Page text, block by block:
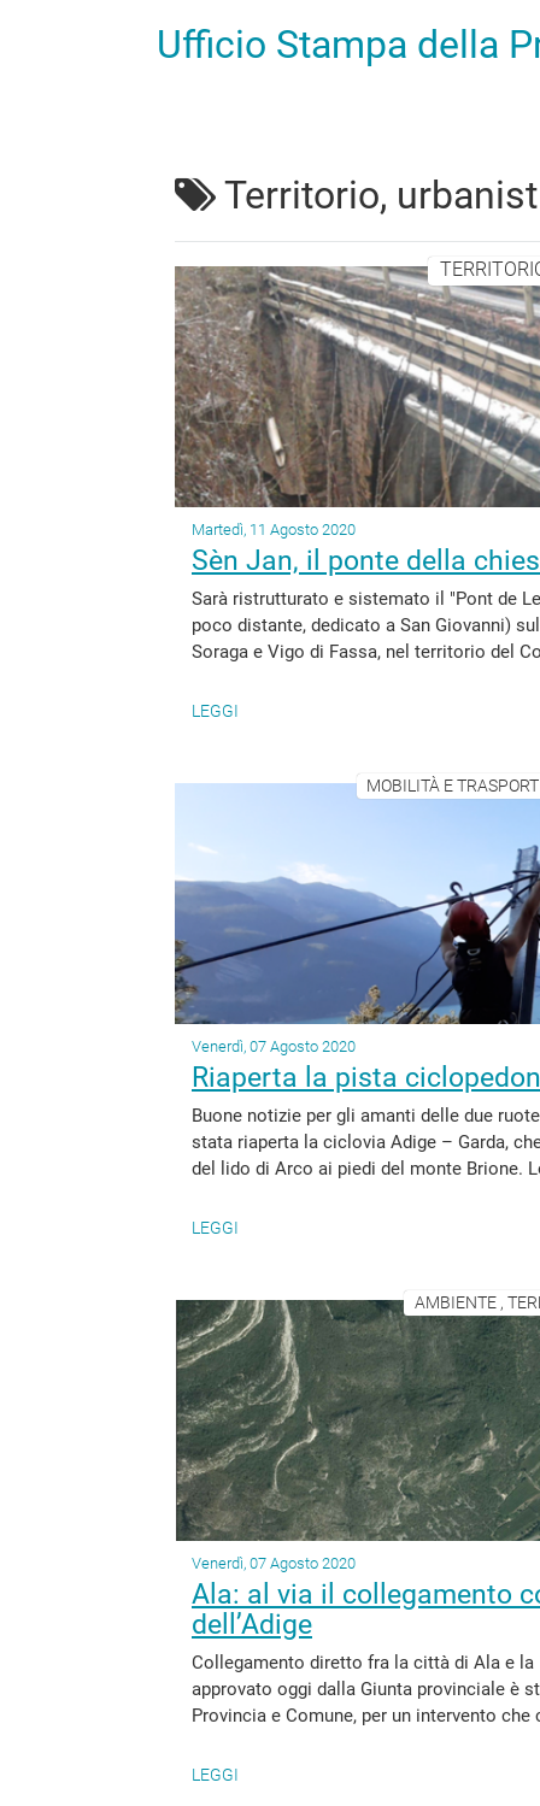
Ufficio Stampa della
Territorio,
Martedì, 11 Agosto 2020
Sèn Jan, il ponte della
Sarà ristrutturato e sistemato il "Pont de
poco distante, dedicato a San Giovanni)
Soraga e Vigo di Fassa, nel territorio del
LEGGI
MOBILITÀ E
Venerdì, 07 Agosto 2020
Riaperta la pista
Buone notizie per gli amanti delle due
stata riaperta la ciclovia Adige – Garda,
del lido di Arco ai piedi del monte Brione.
LEGGI
AMBIENTE ,
Venerdì, 07 Agosto 2020
Ala: al via il collegamento
dell’Adige
Collegamento diretto fra la città di Ala e
approvato oggi dalla Giunta provinciale è
Provincia e Comune, per un intervento
LEGGI